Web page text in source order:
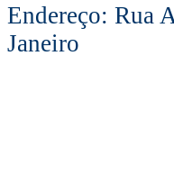
Endereço: Rua
Janeiro